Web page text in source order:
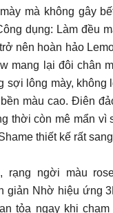
mà không gây
dụng: Làm đều
nên hoàn hảo
mang lại đôi chân
sợi lông mày, không
màu cao. Điên
thời còn mê mẩn vì
thiết kế rất
rạng ngời màu
giản Nhờ hiệu ứng
tỏa ngay khi chạm